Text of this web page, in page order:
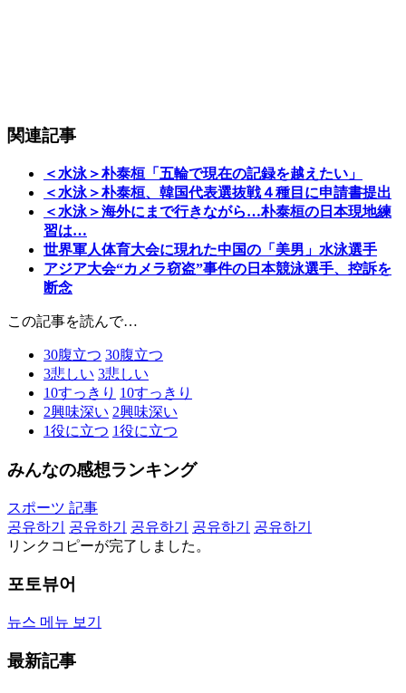
関連記事
＜水泳＞朴泰桓「五輪で現在の記録を越えたい」
＜水泳＞朴泰桓、韓国代表選抜戦４種目に申請書提出
＜水泳＞海外にまで行きながら…朴泰桓の日本現地練
習は…
世界軍人体育大会に現れた中国の「美男」水泳選手
アジア大会“カメラ窃盗”事件の日本競泳選手、控訴を
断念
この記事を読んで…
30腹立つ 30腹立つ
3悲しい 3悲しい
10すっきり 10すっきり
2興味深い 2興味深い
1役に立つ 1役に立つ
みんなの感想ランキング
スポーツ 記事
공유하기
공유하기 공유하기 공유하기
공유하기
リンクコピーが完了しました。
포토뷰어
뉴스 메뉴 보기
最新記事